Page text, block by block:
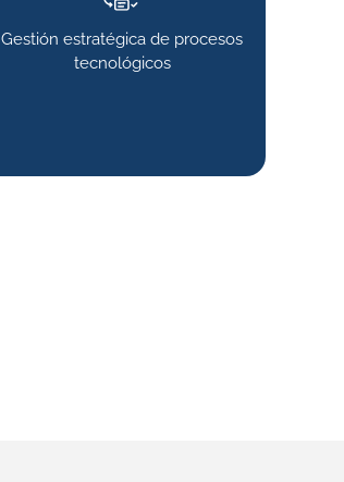
Gestión estratégica de procesos
tecnológicos